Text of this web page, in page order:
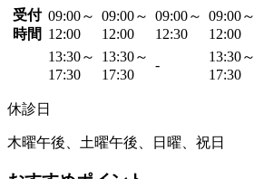
受付
時間
09:00～
12:00
09:00～
12:00
09:00～
12:30
09:00～
12:00
13:30～
17:30
13:30～
17:30
-
13:30～
17:30
休診日
木曜午後、土曜午後、日曜、祝日